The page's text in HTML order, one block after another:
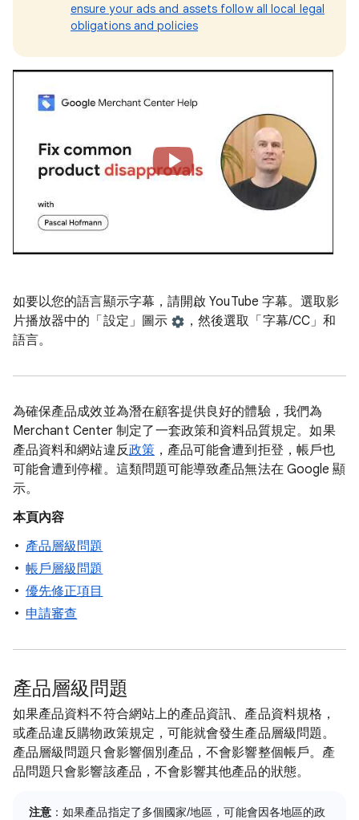
ensure your ads and assets follow all local legal
obligations and policies
如要以您的語言顯示字幕，請開啟 YouTube 字幕。選取影
片播放器中的「設定」圖示
，然後選取「字幕/CC」和
語言。
為確保產品成效並為潛在顧客提供良好的體驗，我們為
Merchant Center 制定了一套政策和資料品質規定。如果
產品資料和網站違反政策，產品可能會遭到拒登，帳戶也
可能會遭到停權。這類問題可能導致產品無法在 Google 顯
示。
本頁內容
產品層級問題
帳戶層級問題
優先修正項目
申請審查
產品層級問題
如果產品資料不符合網站上的產品資訊、產品資料規格，
或產品違反購物政策規定，可能就會發生產品層級問題。
產品層級問題只會影響個別產品，不會影響整個帳戶。產
品問題只會影響該產品，不會影響其他產品的狀態。
注意 ：如果產品指定了多個國家/地區，可能會因各地區的政